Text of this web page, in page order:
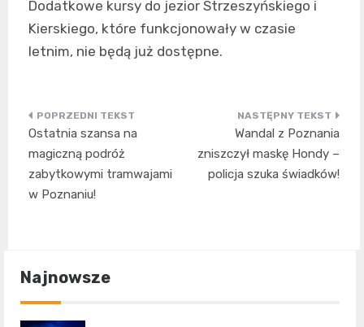
Dodatkowe kursy do jezior Strzeszyńskiego i
Kierskiego, które funkcjonowały w czasie
letnim, nie będą już dostępne.
Nawigacja
wpisu
Ostatnia szansa na
magiczną podróż
zabytkowymi tramwajami
w Poznaniu!
Wandal z Poznania
zniszczył maskę Hondy –
policja szuka świadków!
Najnowsze